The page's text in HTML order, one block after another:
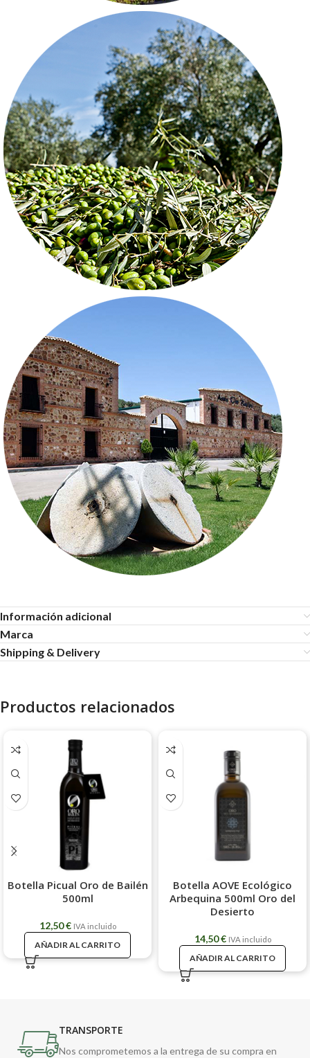
Información adicional
Marca
Shipping & Delivery
Productos relacionados
Botella Picual Oro de Bailén
500ml
12,50€ IVA incluido
AÑADIR AL CARRITO
Botella AOVE Ecológico
Arbequina 500ml Oro del
Desierto
14,50€ IVA incluido
AÑADIR AL CARRITO
TRANSPORTE
Nos comprometemos a la entrega de su compra en